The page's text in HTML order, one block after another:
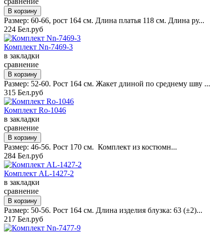
Размер: 60-66, рост 164 см. Длина платья 118 см. Длина ру...
224 Бел.руб
Комплект Nn-7469-3
в закладки
сравнение
Размер: 52-60. Рост 164 см. Жакет длиной по среднему шву ...
315 Бел.руб
Комплект Ro-1046
в закладки
сравнение
Размер: 46-56. Рост 170 см. Комплект из костюмн...
284 Бел.руб
Комплект AL-1427-2
в закладки
сравнение
Размер: 50-56. Рост 164 см. Длина изделия блузка: 63 (±2)...
217 Бел.руб